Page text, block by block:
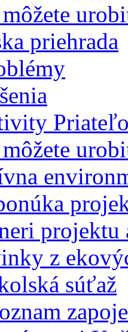
môžete
priehrada
môžete
projektu
z
súťaž